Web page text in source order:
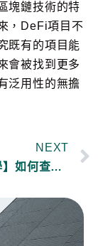
塊鏈技術的特
，DeFi項目不
既有的項目能
會被找到更多
泛用性的無擔
NEXT
【NFT 教學】如何查看錢包內的 NFT？